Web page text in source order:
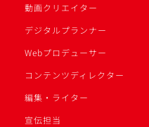
動画クリエイター
デジタルプランナー
Webプロデューサー
コンテンツディレクター
編集・ライター
宣伝担当